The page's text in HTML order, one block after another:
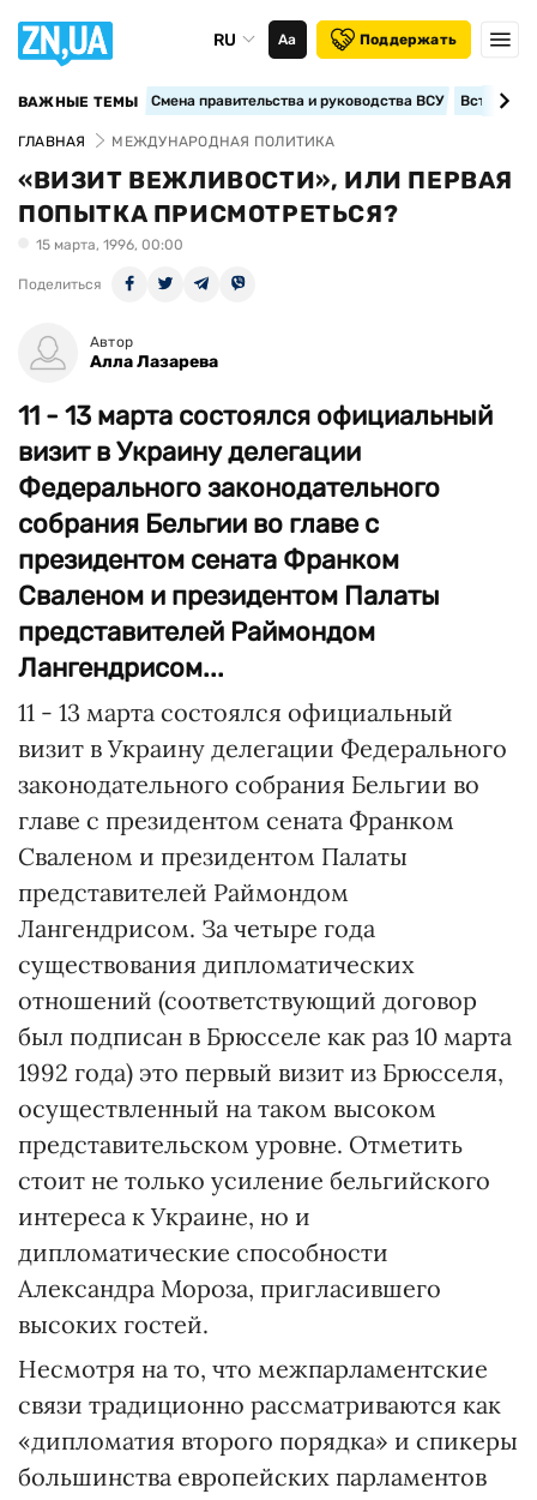
RU Аа Поддержать
ВАЖНЫЕ ТЕМЫ Смена правительства и руководства ВСУ
ГЛАВНАЯ МЕЖДУНАРОДНАЯ ПОЛИТИКА
«ВИЗИТ ВЕЖЛИВОСТИ», ИЛИ ПЕРВАЯ
ПОПЫТКА ПРИСМОТРЕТЬСЯ?
15 марта, 1996, 00:00
Поделиться
Автор
Алла Лазарева
11 - 13 марта состоялся официальный
визит в Украину делегации
Федерального законодательного
собрания Бельгии во главе с
президентом сената Франком
Сваленом и президентом Палаты
представителей Раймондом
Лангендрисом...
11 - 13 марта состоялся официальный
визит в Украину делегации Федерального
законодательного собрания Бельгии во
главе с президентом сената Франком
Сваленом и президентом Палаты
представителей Раймондом
Лангендрисом. За четыре года
существования дипломатических
отношений (соответствующий договор
был подписан в Брюсселе как раз 10 марта
1992 года) это первый визит из Брюсселя,
осуществленный на таком высоком
представительском уровне. Отметить
стоит не только усиление бельгийского
интереса к Украине, но и
дипломатические способности
Александра Мороза, пригласившего
высоких гостей.
Несмотря на то, что межпарламентские
связи традиционно рассматриваются как
«дипломатия второго порядка» и спикеры
большинства европейских парламентов